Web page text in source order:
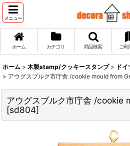
メニュー
ホーム カテゴリ 商品検索 ご利
ホーム > 木製stamp/クッキースタンプ > ド
> アウグスブルク市庁舎 /cookie mould from
アウグスブルク市庁舎 /cookie
[sd804]